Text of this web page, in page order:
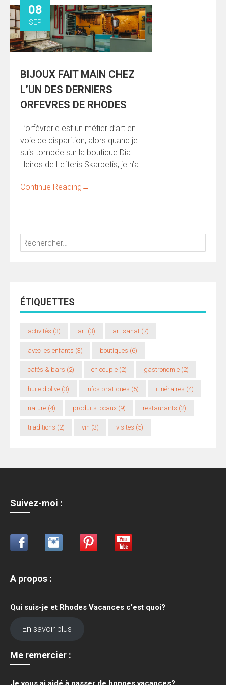
08
SEP
BIJOUX FAIT MAIN CHEZ
L’UN DES DERNIERS
ORFEVRES DE RHODES
L’orfèvrerie est un métier d’art en
voie de disparition, alors quand je
suis tombée sur la boutique Dia
Heiros de Lefteris Skarpetis, je n’a
Continue Reading →
Rechercher :
ÉTIQUETTES
activités (3) art (3) artisanat (7)
avec les enfants (3) boutiques (6)
cafés & bars (2) en couple (2) gastronomie (2)
huile d'olive (3) infos pratiques (5) itinéraires (4)
nature (4) produits locaux (9) restaurants (2)
traditions (2) vin (3) visites (5)
Suivez-moi :
A propos :
Qui suis-je et Rhodes Vacances c'est quoi?
En savoir plus
Me remercier :